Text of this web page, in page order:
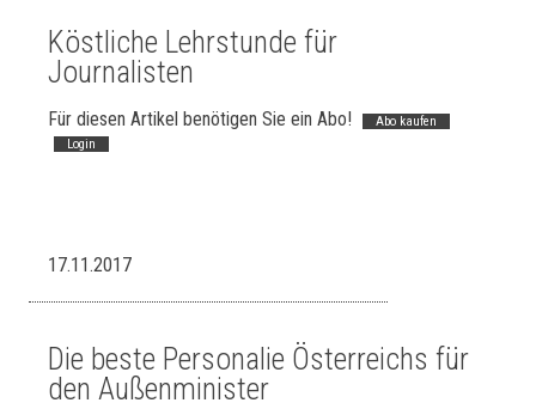
Köstliche Lehrstunde für
Journalisten
Für diesen Artikel benötigen Sie ein Abo!
Abo kaufen
Login
17.11.2017
Die beste Personalie Österreichs für
den Außenminister